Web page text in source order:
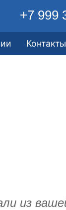
+7 999
Контакты
из